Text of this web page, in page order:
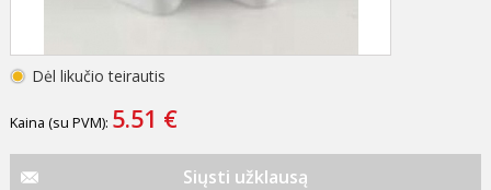
Dėl likučio teirautis
Kaina (su PVM): 5.51 €
Siųsti užklausą